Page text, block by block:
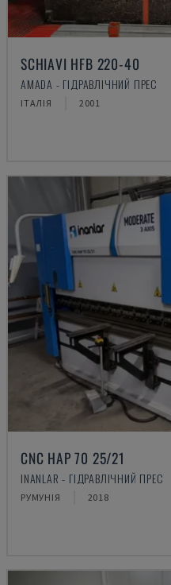
SCHIAVI HFB 220-40
AMADA - ГІДРАВЛІЧНИЙ ПРЕС
ІТАЛІЯ 2001
CNC HAP 70 25/21
INANLAR - ГІДРАВЛІЧНИЙ ПРЕС
РУМУНІЯ 2018